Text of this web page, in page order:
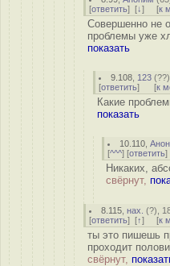
[ответить] [↓] [к
Совершенно не
проблемы уже
показать
9.108 123 (??
[ответить] [к
Какие
показать
10.110 ,
[^^^] [ответить]
Никаких,
свёрнут,
8.115 ,нах. (?),
[ответить] [↑] [к
ты это пишешь
проходит
свёрнут,